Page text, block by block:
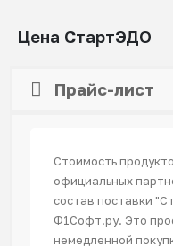
Цена СтартЭДО
Прайс-лист
Стоимость
официальных
состав поставки
Ф1Софт.ру. Это
немедленной